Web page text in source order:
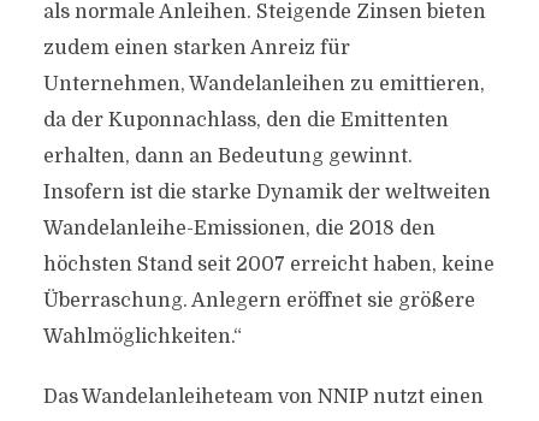
als normale Anleihen. Steigende Zinsen bieten
zudem einen starken Anreiz für
Unternehmen, Wandelanleihen zu emittieren,
da der Kuponnachlass, den die Emittenten
erhalten, dann an Bedeutung gewinnt.
Insofern ist die starke Dynamik der weltweiten
Wandelanleihe-Emissionen, die 2018 den
höchsten Stand seit 2007 erreicht haben, keine
Überraschung. Anlegern eröffnet sie größere
Wahlmöglichkeiten.“
Das Wandelanleiheteam von NNIP nutzt einen